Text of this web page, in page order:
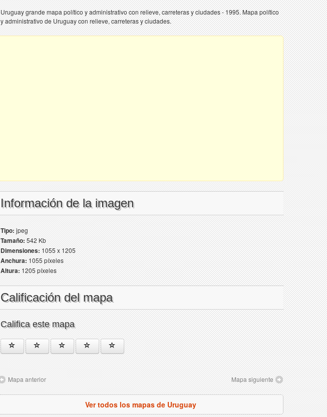
Uruguay grande mapa político y administrativo con relieve, carreteras y ciudades - 1995. Mapa político
y administrativo de Uruguay con relieve, carreteras y ciudades.
Información de la imagen
Tipo:jpeg
Tamaño:542 Kb
Dimensiones:1055 x 1205
Anchura:1055 píxeles
Altura:1205 píxeles
Calificación del mapa
Califica este mapa
Mapa anterior Mapa siguiente
Ver todos los mapas de Uruguay